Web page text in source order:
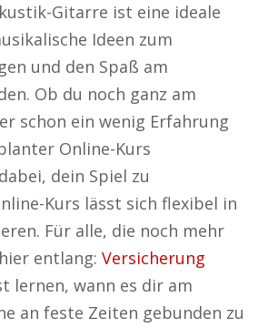
Gitarre ist eine ideale
Ideen zum
und den Spaß am
Ob du noch ganz am
schon ein wenig Erfahrung
Online-Kurs
dein Spiel zu
Kurs lässt sich flexibel in
Für alle, die noch mehr
entlang: Versicherung
lernen, wann es dir am
an feste Zeiten gebunden zu